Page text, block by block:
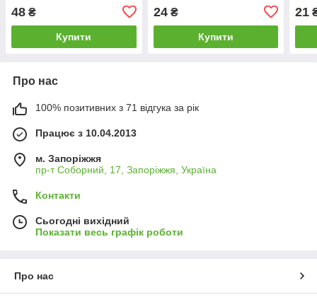
48 ₴
Купити
24₴
Купити
21
Про нас
100% позитивних з 71 відгука за рік
Працює з 10.04.2013
м. Запоріжжя
пр-т Соборний, 17, Запоріжжя, Україна
Контакти
Сьогодні вихідний
Показати весь графік роботи
Про нас